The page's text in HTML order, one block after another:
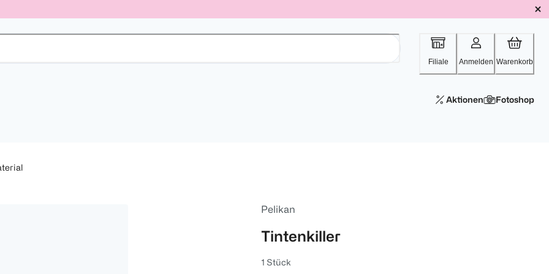
Filiale Anmelden Warenkorb
Aktionen Fotoshop
Pelikan
Tintenkiller
1 Stück